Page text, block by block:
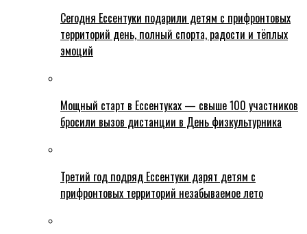
Сегодня Ессентуки подарили детям с прифронтовых
территорий день, полный спорта, радости и тёплых
эмоций
Мощный старт в Ессентуках — свыше 100 участников
бросили вызов дистанции в День физкультурника
Третий год подряд Ессентуки дарят детям с
прифронтовых территорий незабываемое лето